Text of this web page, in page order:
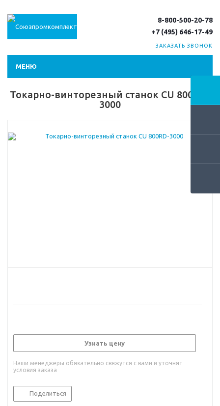
8-800-500-20-78
+7 (495) 646-17-49
ЗАКАЗАТЬ ЗВОНОК
МЕНЮ
Токарно-винторезный станок CU 800RD-
3000
Узнать цену
Наши менеджеры обязательно свяжутся с вами и уточнят
условия заказа
Поделиться